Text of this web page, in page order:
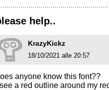
help..
KrazyKickz
18/10/2021 alle 20:57
anyone know this font??
I see a red outline around my